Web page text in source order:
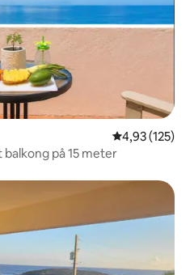
4,93 av 5 i
4,93 (125)
på 15 meter